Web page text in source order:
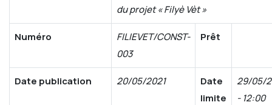
du projet « Filyè Vèt »
Numéro
FILIEVET/CONST-
003
Prêt
Date publication 20/05/2021
Date
limite
29/05/
- 12:00